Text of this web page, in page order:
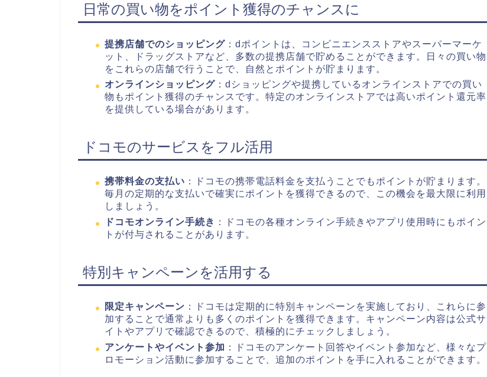
日常の買い物をポイント獲得のチャンスに
提携店舗でのショッピング ：dポイントは、コンビニエンスストアやスーパーマーケ
ット、ドラッグストアなど、多数の提携店舗で貯めることができます。日々の買い物
をこれらの店舗で行うことで、自然とポイントが貯まります。
オンラインショッピング ：dショッピングや提携しているオンラインストアでの買い
物もポイント獲得のチャンスです。特定のオンラインストアでは高いポイント還元率
を提供している場合があります。
ドコモのサービスをフル活用
携帯料金の支払い ：ドコモの携帯電話料金を支払うことでもポイントが貯まります。
毎月の定期的な支払いで確実にポイントを獲得できるので、この機会を最大限に利用
しましょう。
ドコモオンライン手続き ：ドコモの各種オンライン手続きやアプリ使用時にもポイン
トが付与されることがあります。
特別キャンペーンを活用する
限定キャンペーン ：ドコモは定期的に特別キャンペーンを実施しており、これらに参
加することで通常よりも多くのポイントを獲得できます。キャンペーン内容は公式サ
イトやアプリで確認できるので、積極的にチェックしましょう。
アンケートやイベント参加 ：ドコモのアンケート回答やイベント参加など、様々なプ
ロモーション活動に参加することで、追加のポイントを手に入れることができます。